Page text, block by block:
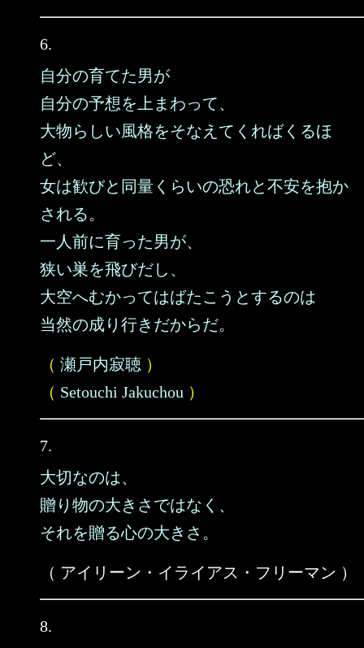
6.
自分の育てた男が
自分の予想を上まわって、
大物らしい風格をそなえてくればくるほ
ど、
女は歓びと同量くらいの恐れと不安を抱か
される。
一人前に育った男が、
狭い巣を飛びだし、
大空へむかってはばたこうとするのは
当然の成り行きだからだ。
（ 瀬戸内寂聴 ）
（ Setouchi Jakuchou ）
7.
大切なのは、
贈り物の大きさではなく、
それを贈る心の大きさ。
（ アイリーン・イライアス・フリーマン ）
8.